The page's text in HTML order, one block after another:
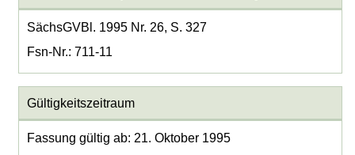
SächsGVBl. 1995 Nr. 26, S. 327
Fsn-Nr.: 711-11
Gültigkeitszeitraum
Fassung gültig ab: 21. Oktober 1995